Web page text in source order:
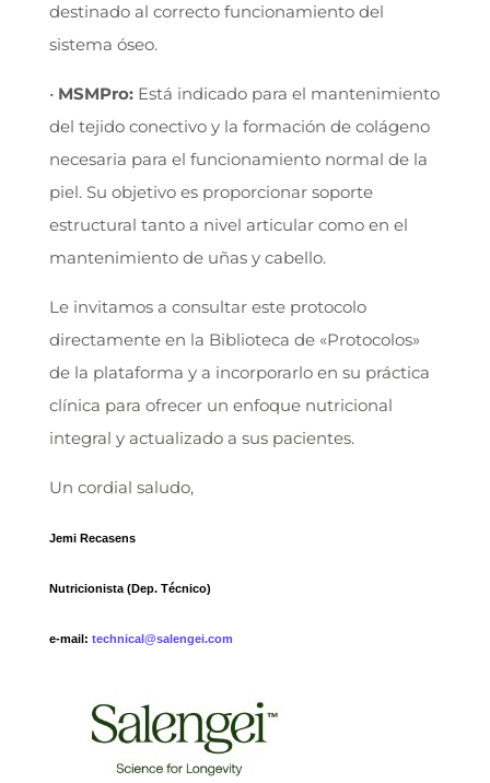
destinado al correcto funcionamiento del
sistema óseo.
• MSMPro:Está indicado para el mantenimiento
del tejido conectivo y la formación de colágeno
necesaria para el funcionamiento normal de la
piel. Su objetivo es proporcionar soporte
estructural tanto a nivel articular como en el
mantenimiento de uñas y cabello.
Le invitamos a consultar este protocolo
directamente en la Biblioteca de «Protocolos»
de la plataforma y a incorporarlo en su práctica
clínica para ofrecer un enfoque nutricional
integral y actualizado a sus pacientes.
Un cordial saludo,
Jemi Recasens
Nutricionista (Dep. Técnico)
e-mail: technical@salengei.com